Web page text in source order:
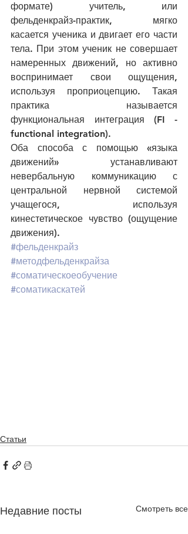
формате) учитель, или
фельденкрайз-практик, мягко
касается ученика и двигает его части
тела. При этом ученик не совершает
намеренных движений, но активно
воспринимает свои ощущения,
используя проприоцепцию. Такая
практика называется
функциональная интеграция (FI -
functional integration).
Оба способа с помощью «языка
движений» устанавливают
невербальную коммуникацию с
центральной нервной системой
учащегося, используя
кинестетическое чувство (ощущение
движения).
#фельденкрайз
#методфельденкрайза
#соматическоеобучение
#соматикаскатей
Статьи
Недавние посты Смотреть все